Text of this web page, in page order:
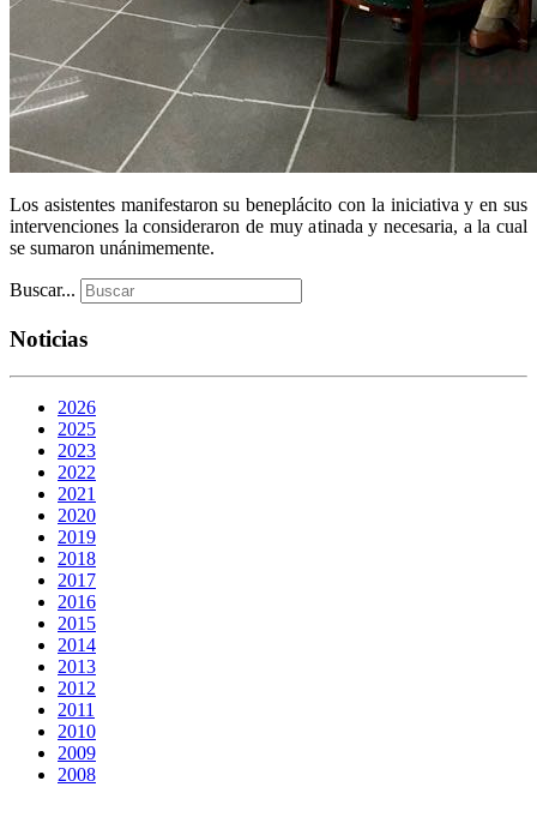
Los asistentes manifestaron su beneplácito con la iniciativa y en sus
intervenciones la consideraron de muy atinada y necesaria, a la cual
se sumaron unánimemente.
Buscar...
Noticias
2026
2025
2023
2022
2021
2020
2019
2018
2017
2016
2015
2014
2013
2012
2011
2010
2009
2008